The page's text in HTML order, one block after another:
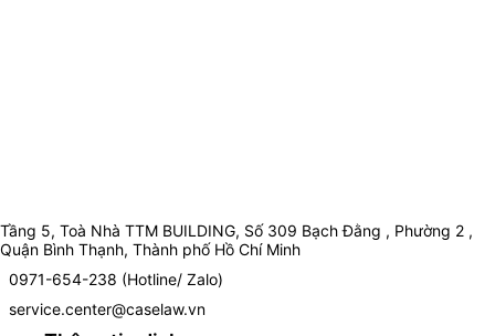
Tầng 5, Toà Nhà TTM BUILDING, Số 309 Bạch Đằng , Phường 2 ,
Quận Bình Thạnh, Thành phố Hồ Chí Minh
0971-654-238 (Hotline/ Zalo)
service.center@caselaw.vn